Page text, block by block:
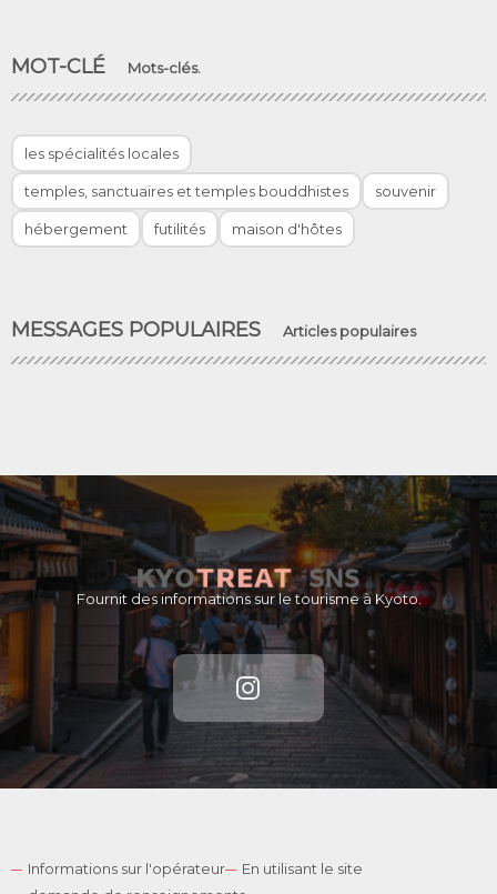
MOT-CLÉ Mots-clés.
les spécialités locales
temples, sanctuaires et temples bouddhistes souvenir
hébergement futilités maison d'hôtes
MESSAGES POPULAIRES Articles populaires
Fournit des informations sur le tourisme à Kyoto.
Informations sur l'opérateur
En utilisant le site